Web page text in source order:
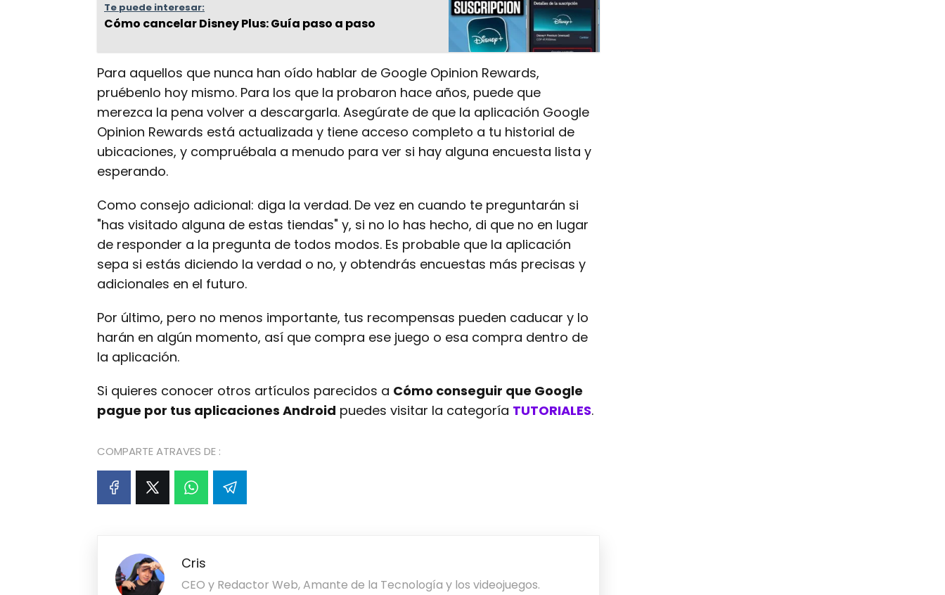
Te puede interesar:
Cómo cancelar Disney Plus: Guía paso a paso
Para aquellos que nunca han oído hablar de Google Opinion Rewards,
pruébenlo hoy mismo. Para los que la probaron hace años, puede que
merezca la pena volver a descargarla. Asegúrate de que la aplicación Google
Opinion Rewards está actualizada y tiene acceso completo a tu historial de
ubicaciones, y compruébala a menudo para ver si hay alguna encuesta lista y
esperando.
Como consejo adicional: diga la verdad. De vez en cuando te preguntarán si
"has visitado alguna de estas tiendas" y, si no lo has hecho, di que no en lugar
de responder a la pregunta de todos modos. Es probable que la aplicación
sepa si estás diciendo la verdad o no, y obtendrás encuestas más precisas y
adicionales en el futuro.
Por último, pero no menos importante, tus recompensas pueden caducar y lo
harán en algún momento, así que compra ese juego o esa compra dentro de
la aplicación.
Si quieres conocer otros artículos parecidos a Cómo conseguir que Google
pague por tus aplicaciones Android puedes visitar la categoría TUTORIALES.
COMPARTE ATRAVES DE :
Cris
CEO y Redactor Web, Amante de la Tecnología y los videojuegos.